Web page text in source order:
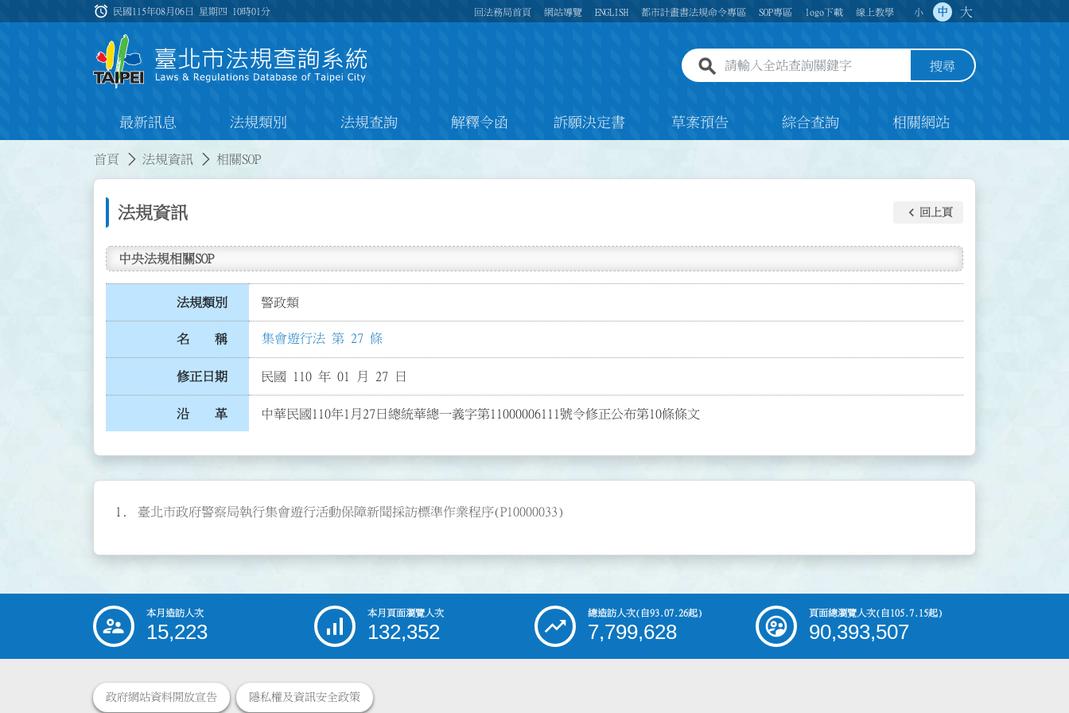
:::
alarm 民國115年08月06日 星期四 10時01分 回法務局首頁 網站導覽 ENGLISH 都市計畫書法規命令專區 SOP專區 logo下載 線上教學 小 中 大
全站查詢關鍵字欄位 搜尋
最新訊息 法規類別 法規查詢 解釋令函 訴願決定書 草案預告 綜合查詢 相關網站
首頁 法規資訊 相關SOP
法規資訊 keyboard_arrow_left 回上頁
中央法規相關SOP
法規類別 警政類
名 稱 集會遊行法 第 27 條
修正日期 民國 110 年 01 月 27 日
沿 革 中華民國110年1月27日總統華總一義字第11000006111號令修正公布第10條條文
臺北市政府警察局執行集會遊行活動保障新聞採訪標準作業程序(P10000033)
::: 本月造訪人次
15,223
本月頁面瀏覽人次
132,352
總造訪人次(自93.07.26起)
7,799,628
頁面總瀏覽人次(自105.7.15起)
90,393,507
政府網站資料開放宣告 隱私權及資訊安全政策